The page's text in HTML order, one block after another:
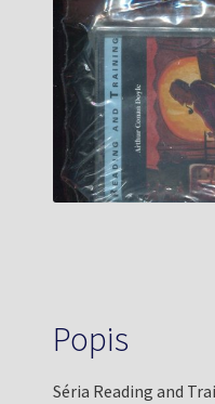
Popis
Séria Reading and